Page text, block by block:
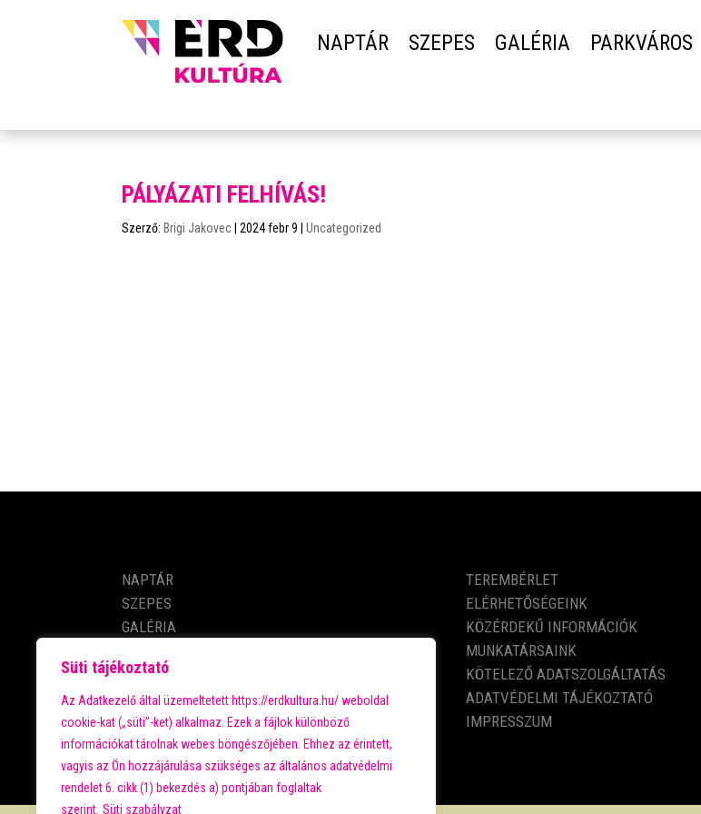
Süti tájékoztató
Az Adatkezelő által üzemeltetett https://erdkultura.hu/ weboldal
cookie-kat („süti”-ket) alkalmaz. Ezek a fájlok különböző
információkat tárolnak webes böngészőjében. Ehhez az érintett,
vagyis az Ön hozzájárulása szükséges az általános adatvédelmi
rendelet 6. cikk (1) bekezdés a) pontjában foglaltak
szerint. Süti szabályzat
NAPTÁR SZEPES GALÉRIA PARKVÁROS
PÁLYÁZATI FELHÍVÁS!
Szerző:Brigi Jakovec|2024 febr 9 |Uncategorized
NAPTÁR
SZEPES
GALÉRIA
KÖZÖSSÉGI KERÉKPÁRMŰHELY
KAPCSOLAT
TEREMBÉRLET
ELÉRHETŐSÉGEINK
KÖZÉRDEKŰ INFORMÁCIÓK
MUNKATÁRSAINK
KÖTELEZŐ ADATSZOLGÁLTATÁS
ADATVÉDELMI TÁJÉKOZTATÓ
IMPRESSZUM